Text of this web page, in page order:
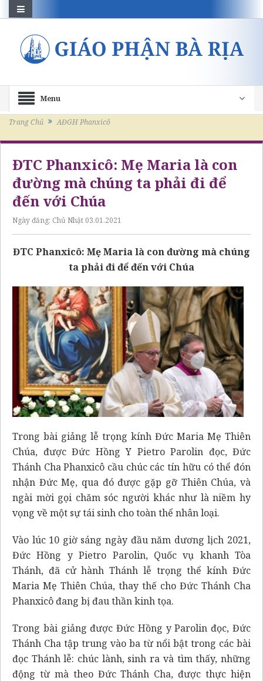
Menu
Trang Chủ AĐGH Phanxicô
ĐTC Phanxicô: Mẹ Maria là con
đường mà chúng ta phải đi để
đến với Chúa
Ngày đăng: Chủ Nhật 03.01.2021
ĐTC Phanxicô: Mẹ Maria là con đường mà chúng
ta phải đi để đến với Chúa
Trong bài giảng lễ trọng kính Đức Maria Mẹ Thiên
Chúa, được Đức Hồng Y Pietro Parolin đọc, Đức
Thánh Cha Phanxicô cầu chúc các tín hữu có thể đón
nhận Đức Mẹ, qua đó được gặp gỡ Thiên Chúa, và
ngài mời gọi chăm sóc người khác như là niềm hy
vọng về một sự tái sinh cho toàn thể nhân loại.
Vào lúc 10 giờ sáng ngày đầu năm dương lịch 2021,
Đức Hồng y Pietro Parolin, Quốc vụ khanh Tòa
Thánh, đã cử hành Thánh lễ trọng thể kính Đức
Maria Mẹ Thiên Chúa, thay thế cho Đức Thánh Cha
Phanxicô đang bị đau thần kinh tọa.
Trong bài giảng được Đức Hồng y Parolin đọc, Đức
Thánh Cha tập trung vào ba từ nổi bật trong các bài
đọc Thánh lễ: chúc lành, sinh ra và tìm thấy, những
động từ mà theo Đức Thánh Cha, được thực hiện